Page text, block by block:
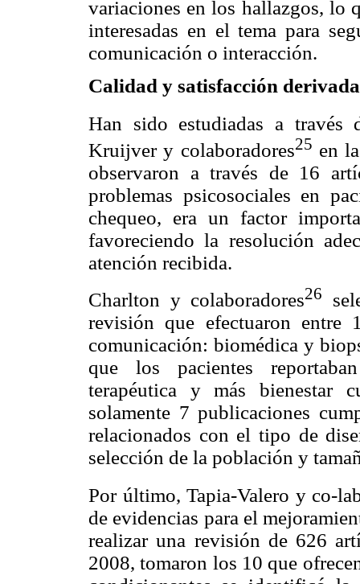
variaciones en los hallazgos, lo
interesadas en el tema para
comunicación o interacción.
Calidad y satisfacción
Han sido estudiadas a través
Kruijver y colaboradores25 en
observaron a través de 16
problemas psicosociales en
chequeo, era un factor
favoreciendo la resolución
atención recibida.
Charlton y colaboradores26
revisión que efectuaron
comunicación: biomédica y
que los pacientes
terapéutica y más bienestar
solamente 7 publicaciones
relacionados con el tipo de
selección de la población y
Por último, Tapia-Valero y co-
de evidencias para el
realizar una revisión de 626
2008, tomaron los 10 que